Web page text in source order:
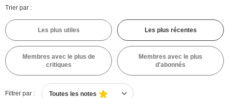
Trier par :
Les plus utiles Les plus récentes
Membres avec le plus de
critiques
Membres avec le plus
d'abonnés
Filtrer par : Toutes les notes